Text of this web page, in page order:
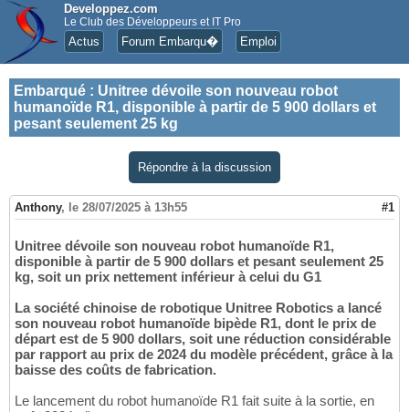
Developpez.com
Le Club des Développeurs et IT Pro
Actus Forum Embarqu� Emploi
Embarqué : Unitree dévoile son nouveau robot
humanoïde R1, disponible à partir de 5 900 dollars et
pesant seulement 25 kg
Répondre à la discussion
Anthony, le 28/07/2025 à 13h55 #1
Unitree dévoile son nouveau robot humanoïde R1,
disponible à partir de 5 900 dollars et pesant seulement 25
kg, soit un prix nettement inférieur à celui du G1
La société chinoise de robotique Unitree Robotics a lancé
son nouveau robot humanoïde bipède R1, dont le prix de
départ est de 5 900 dollars, soit une réduction considérable
par rapport au prix de 2024 du modèle précédent, grâce à la
baisse des coûts de fabrication.
Le lancement du robot humanoïde R1 fait suite à la sortie, en